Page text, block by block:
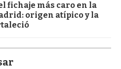
fichaje más caro en la
origen atípico y la